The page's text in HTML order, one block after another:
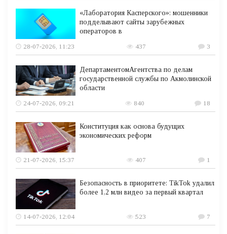
«Лаборатория Касперского»: мошенники
подделывают сайты зарубежных
операторов в
28-07-2026, 11:23
437 3
ДепартаментомАгентства по делам
государственной службы по Акмолинской
области
24-07-2026, 09:21
840 18
Конституция как основа будущих
экономических реформ
21-07-2026, 15:37 407 1
Безопасность в приоритете: TikTok удалил
более 1,2 млн видео за первый квартал
14-07-2026, 12:04 523 7